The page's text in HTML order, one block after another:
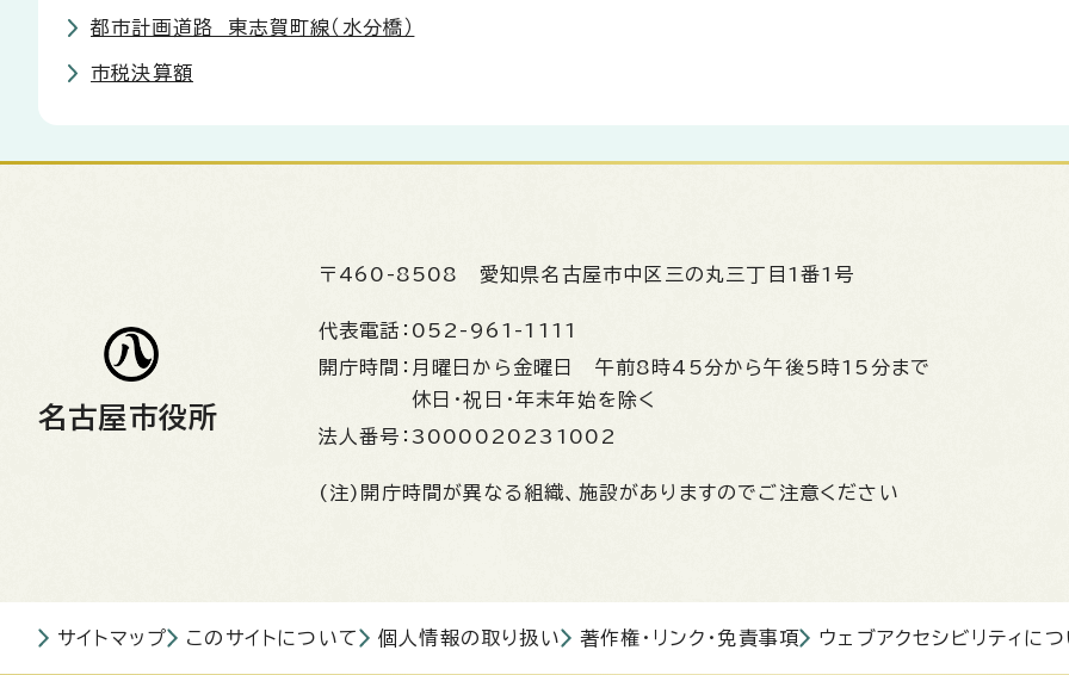
都市計画道路 東志賀町線（水分橋）
市税決算額
名古屋市役所
〒460-8508 愛知県名古屋市中区三の丸三丁目1番1号
代表電話： 052-961-1111
開庁時間： 月曜日から金曜日 午前8時45分から午後5時15分まで
休日・祝日・年末年始を除く
法人番号： 3000020231002
(注)開庁時間が異なる組織、施設がありますのでご注意ください
サイトマップ このサイトについて 個人情報の取り扱い 著作権・リンク・免責事項 ウェブアクセシビリティに